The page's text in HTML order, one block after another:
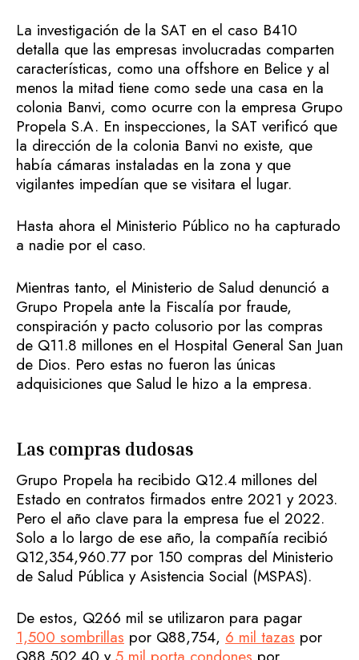
La investigación de la SAT en el caso B410
detalla que las empresas involucradas comparten
características, como una offshore en Belice y al
menos la mitad tiene como sede una casa en la
colonia Banvi, como ocurre con la empresa Grupo
Propela S.A. En inspecciones, la SAT verificó que
la dirección de la colonia Banvi no existe, que
había cámaras instaladas en la zona y que
vigilantes impedían que se visitara el lugar.
Hasta ahora el Ministerio Público no ha capturado
a nadie por el caso.
Mientras tanto, el Ministerio de Salud denunció a
Grupo Propela ante la Fiscalía por fraude,
conspiración y pacto colusorio por las compras
de Q11.8 millones en el Hospital General San Juan
de Dios. Pero estas no fueron las únicas
adquisiciones que Salud le hizo a la empresa.
Las compras dudosas
Grupo Propela ha recibido Q12.4 millones del
Estado en contratos firmados entre 2021 y 2023.
Pero el año clave para la empresa fue el 2022.
Solo a lo largo de ese año, la compañía recibió
Q12,354,960.77 por 150 compras del Ministerio
de Salud Pública y Asistencia Social (MSPAS).
De estos, Q266 mil se utilizaron para pagar
1,500 sombrillas por Q88,754, 6 mil tazas por